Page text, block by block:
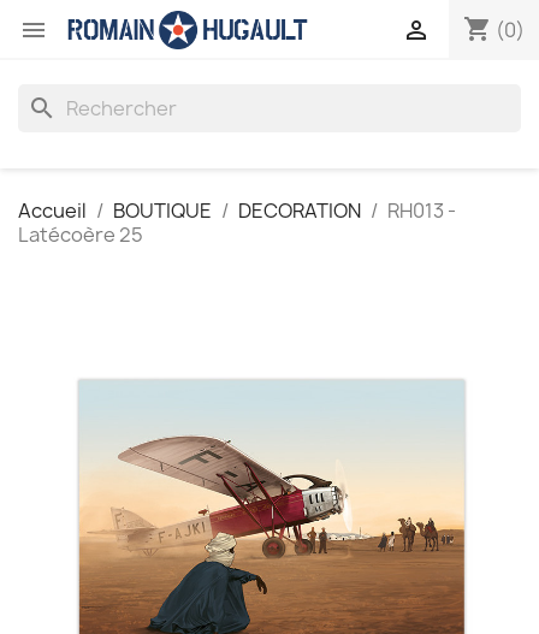
 shopping_cart (0)

search
Accueil BOUTIQUE DECORATION
RH013 -
Latécoère 25